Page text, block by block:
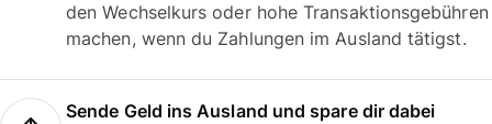
den Wechselkurs oder hohe Transaktionsgebühren
machen, wenn du Zahlungen im Ausland tätigst.
Sende Geld ins Ausland und spare dir dabei